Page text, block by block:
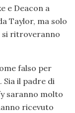
e Deacon a
Taylor, ma solo
si ritroveranno
falso per
il padre di
saranno molto
ricevuto